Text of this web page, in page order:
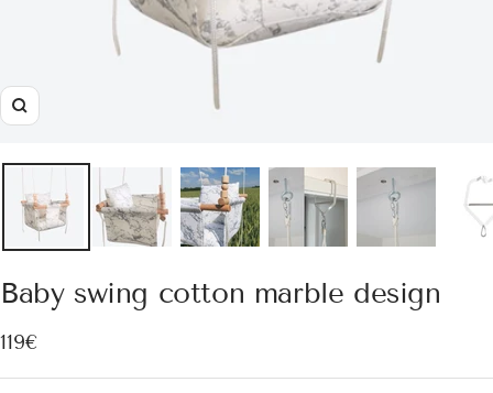
Zoom
Baby swing cotton marble design
Sale
price
119€